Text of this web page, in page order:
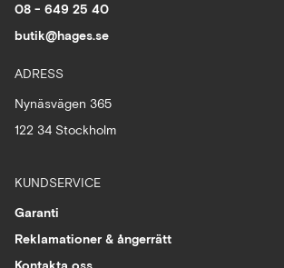
08 - 649 25 40
butik@hages.se
ADRESS
Nynäsvägen 365
122 34 Stockholm
KUNDSERVICE
Garanti
Reklamationer & ångerrätt